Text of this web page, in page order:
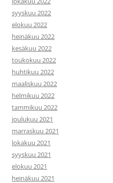
syyskuu 2022
elokuu 2022
heinäkuu 2022
kesäkuu 2022
toukokuu 2022
huhtikuu 2022
maaliskuu 2022
helmikuu 2022
tammikuu 2022
joulukuu 2021
marraskuu 2021
lokakuu 2021
syyskuu 2021
elokuu 2021
heinäkuu 2021